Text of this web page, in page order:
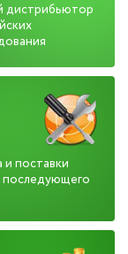
дистрибьютор
поставки
последующего